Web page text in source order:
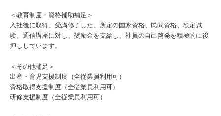
＜教育制度・資格補助補足＞
入社後に取得、受講修了した、所定の国家資格、民間資格、検定試
験、通信講座に対し、奨励金を支給し、社員の自己啓発を積極的に後
押ししています。
＜その他補足＞
出産・育児支援制度（全従業員利用可）
資格取得支援制度（全従業員利用可）
研修支援制度（全従業員利用可）